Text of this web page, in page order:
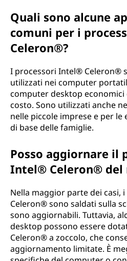
Quali sono alcune
comuni per i
Celeron®?
I processori Intel® Celeron®
utilizzati nei computer
computer desktop economici
costo. Sono utilizzati anche
nelle piccole imprese e per
di base delle famiglie.
Posso aggiornare il
Intel® Celeron® del
Nella maggior parte dei casi,
Celeron® sono saldati sulla
sono aggiornabili. Tuttavia,
desktop possono essere
Celeron® a zoccolo, che
aggiornamento limitate. È